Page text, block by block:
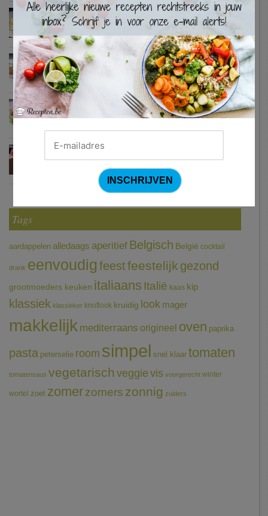
Waterzooi van pladijs met venkel (Colruyt)
Zweedse gehaktballetjes
Courgetti met paprikasaus en halloumi (Sandra Bekkari)
Chocomousse met fruitbier
Tags
aardappelen alledaags aperitief Belgisch België cocktail
drank eenvoudigfeestfeestelijk gezond
grootmoeders keuken italiaans Italië kaas kip
klassiek klassieker knoflook kruidig look mager
makkelijk mediterraans origineel oven paprika
pasta peterselie room simpel snel klaar tomaten
tomatensaus vegetarischveggie vis voorgerecht winter
wortel zoet zomerzomers zonnig zuiders